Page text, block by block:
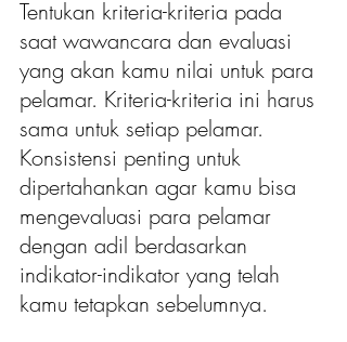
Tentukan kriteria-kriteria pada
saat wawancara dan evaluasi
yang akan kamu nilai untuk para
pelamar. Kriteria-kriteria ini harus
sama untuk setiap pelamar.
Konsistensi penting untuk
dipertahankan agar kamu bisa
mengevaluasi para pelamar
dengan adil berdasarkan
indikator-indikator yang telah
kamu tetapkan sebelumnya.